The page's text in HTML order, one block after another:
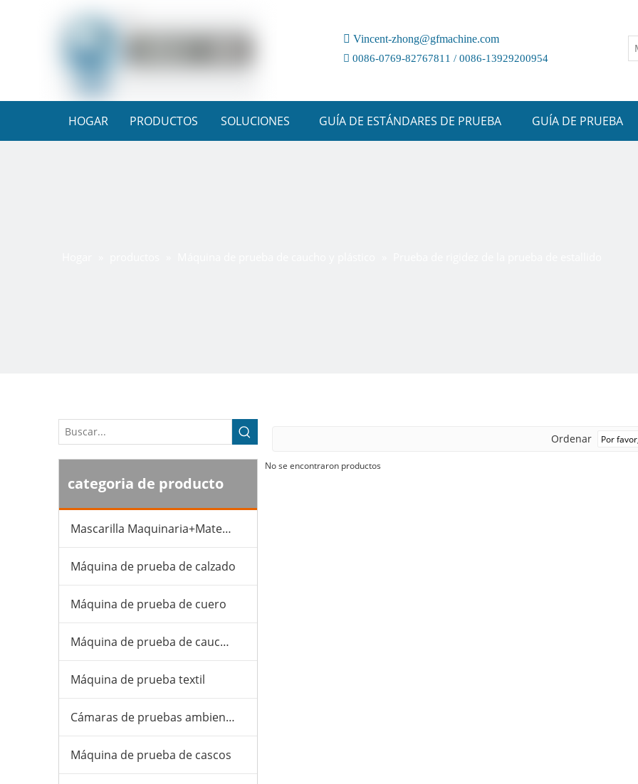
 Vincent-zhong@gfmachine.com
 0086-0769-82767811 / 0086-13929200954
HOGAR PRODUCTOS SOLUCIONES GUÍA DE ESTÁNDARES DE PRUEBA GUÍA DE PRUEBA
categoria de producto
Mascarilla Maquinaria+Material
Máquina de prueba de calzado
Máquina de prueba de cuero
Máquina de prueba de caucho y plástico
Máquina de prueba textil
Cámaras de pruebas ambientales
Máquina de prueba de cascos
Ordenar
No se encontraron productos